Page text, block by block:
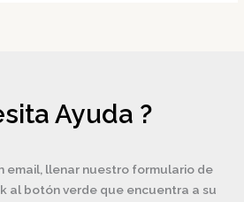
Ayuda ?
email, llenar nuestro formulario de
al botón verde que encuentra a su